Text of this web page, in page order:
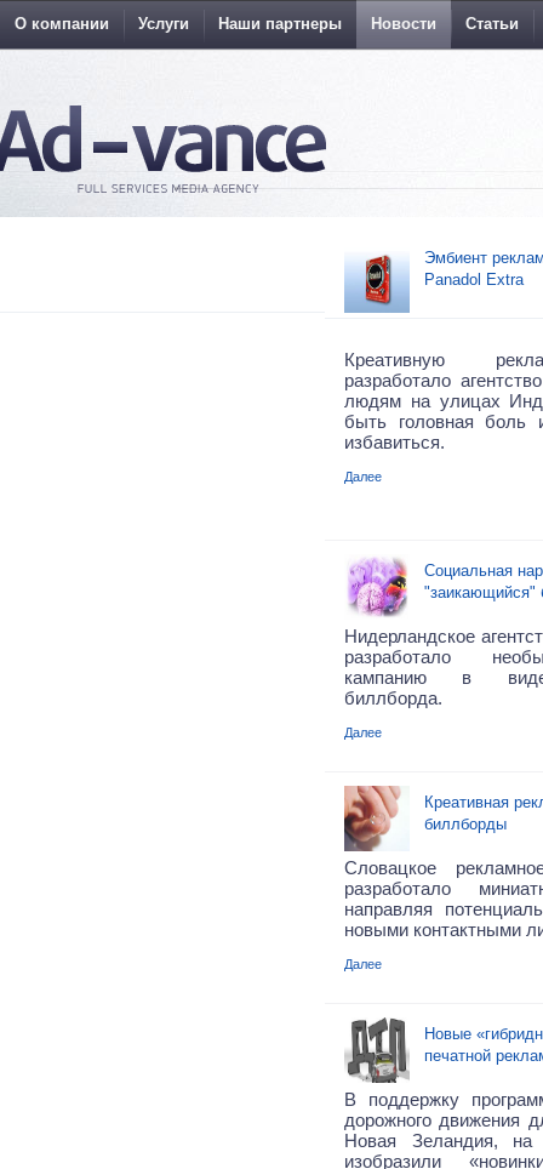
О компании Услуги Наши партнеры Новости Статьи
Эмбиент
Panadol Extra
Креативную
разработало
людям на улицах
быть головная
избавиться.
Далее
Социальная
"заикающийся"
Нидерландское
разработало
кампанию в виде
биллборда.
Далее
Креативная
биллборды
Словацкое
разработало
направляя
новыми контактными
Далее
Новые
печатной
В поддержку
дорожного движения
Новая Зеландия, на
изобразили